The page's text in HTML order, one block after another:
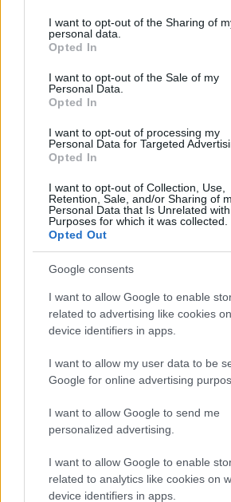
not limited to your visit or usage
grant or deny consent to Google and its
use your data for below specified
consent section.
I want to opt-out of the Sharing of
personal data.
Opted In
I want to opt-out of the Sale of my
Personal Data.
Opted In
I want to opt-out of processing my
Personal Data for Targeted
Opted In
I want to opt-out of Collection, Use,
Retention, Sale, and/or Sharing of
Personal Data that Is Unrelated
Purposes for which it was collected.
Opted Out
Google consents
I want to allow Google to enable
related to advertising like cookies
device identifiers in apps.
I want to allow my user data to be
Google for online advertising
I want to allow Google to send me
personalized advertising.
I want to allow Google to enable
related to analytics like cookies on
device identifiers in apps.
Η Γιορτή Σταφίδας του 29ου
Αιγίου ΦΩΤΟ